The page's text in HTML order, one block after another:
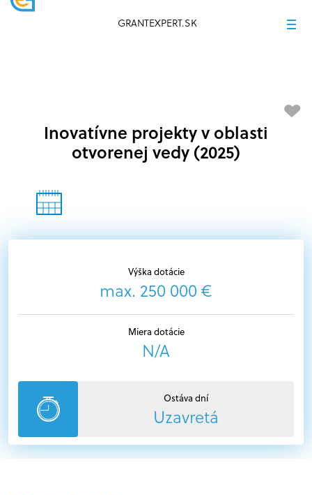
GRANTEXPERT.SK
Výška dotácie
max. 250 000 €
Miera dotácie
N/A
Ostáva dní
Uzavretá
Inovatívne projekty v oblasti
otvorenej vedy (2025)